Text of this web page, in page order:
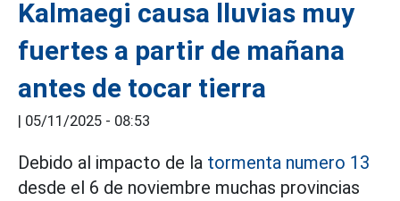
Kalmaegi causa lluvias muy
fuertes a partir de mañana
antes de tocar tierra
| 05/11/2025 - 08:53
Debido al impacto de la tormenta numero 13
desde el 6 de noviembre muchas provincias